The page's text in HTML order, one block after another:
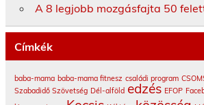
A 8 legjobb mozgásfajta 50
Címkék
baba-mama baba-mama fitnesz családi program
Szabadidő Szövetség Dél-alföld edzés EFOP